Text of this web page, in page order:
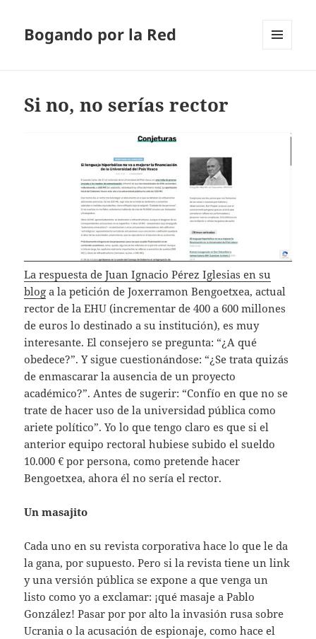
Bogando por la Red
Si no, no serías rector
La respuesta de Juan Ignacio Pérez Iglesias en su
blog a la petición de Joxerramon Bengoetxea, actual
rector de la EHU (incrementar de 400 a 600 millones
de euros lo destinado a su institución), es muy
interesante. El consejero se pregunta: “¿A qué
obedece?”. Y sigue cuestionándose: “¿Se trata quizás
de enmascarar la ausencia de un proyecto
académico?”. Antes de sugerir: “Confío en que no se
trate de hacer uso de la universidad pública como
ariete político”. Yo lo que tengo claro es que si el
anterior equipo rectoral hubiese subido el sueldo
10.000 € por persona, como pretende hacer
Bengoetxea, ahora él no sería el rector.
Un masajito
Cada uno en su revista corporativa hace lo que le da
la gana, por supuesto. Pero si la revista tiene un link
y una versión pública se expone a que venga un
listo como yo a exclamar: ¡qué masaje a Pablo
González! Pasar por por alto la invasión rusa sobre
Ucrania o la acusación de espionaje, como hace el